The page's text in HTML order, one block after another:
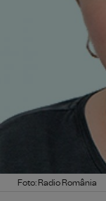
Foto: Radio România